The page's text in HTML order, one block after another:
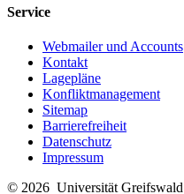
Service
Webmailer und Accounts
Kontakt
Lagepläne
Konfliktmanagement
Sitemap
Barrierefreiheit
Datenschutz
Impressum
© 2026 Universität Greifswald